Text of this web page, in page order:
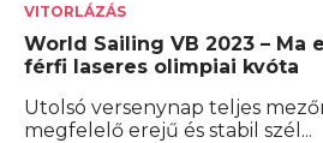
VITORLÁZÁS
World Sailing VB 2023 – Ma
férfi laseres olimpiai kvóta
Utolsó versenynap teljes
megfelelő erejű és stabil szél...